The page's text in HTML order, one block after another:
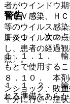
者がウインドウ
ＨＢＶ感染、Ｈ
等のウイルス感
肝炎ウイルスマ
し、患者の経過
照〕。
８．１０． 本剤
ンショック、敗
十分に行い、症
警告
１．１． 次の点
１．１．１． 輸
もとで使用するこ
１．１．２． 輸
れる準備をあら